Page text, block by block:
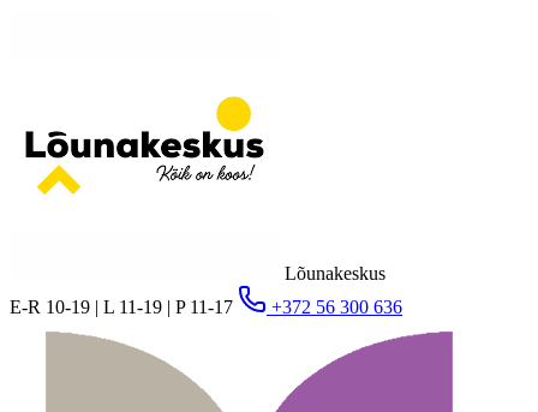
Lõunakeskus
E-R 10-19 | L 11-19 | P 11-17
+372 56 300 636